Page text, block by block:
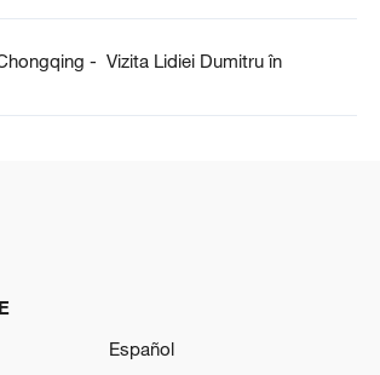
- Vizita Lidiei Dumitru în
Español